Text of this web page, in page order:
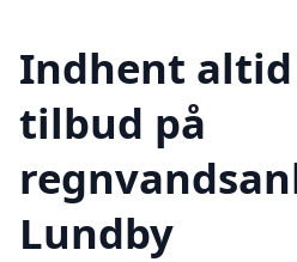
Indhent
tilbud på
Lundby